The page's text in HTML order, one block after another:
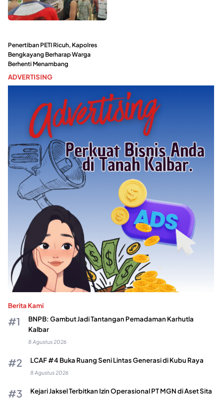
Penertiban PETI Ricuh, Kapolres
Bengkayang Berharap Warga
Berhenti Menambang
ADVERTISING
Berita Kami
BNPB: Gambut Jadi Tantangan Pemadaman Karhutla
Kalbar
8 Agustus 2026
LCAF #4 Buka Ruang Seni Lintas Generasi di Kubu Raya
8 Agustus 2026
Kejari Jaksel Terbitkan Izin Operasional PT MGN di Aset Sita